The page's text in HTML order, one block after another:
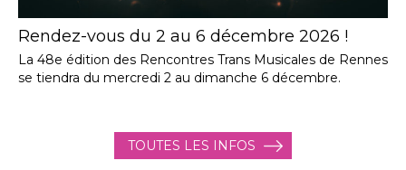
Rendez-vous du 2 au 6 décembre 2026 !
La 48e édition des Rencontres Trans Musicales de Rennes
se tiendra du mercredi 2 au dimanche 6 décembre.
TOUTES LES INFOS